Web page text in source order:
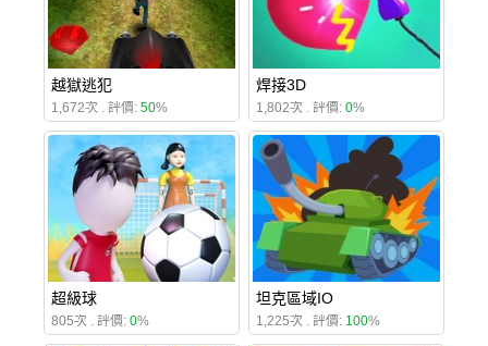
越獄逃犯
1,672次 . 評價: 50%
焊接3D
1,802次 . 評價: 0%
超級球
805次 . 評價: 0%
坦克區域IO
1,225次 . 評價: 100%